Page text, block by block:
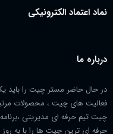
نماد اعتماد الکترونیکی
درباره ما
در حال حاضر مستر چیت را باید
فعالیت های چیت ، محصولات
چیت تیم حرفه ای مدیریتی
حرفه ای ترین چیت ها را با به